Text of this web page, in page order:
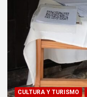
CULTURA Y TURISMO